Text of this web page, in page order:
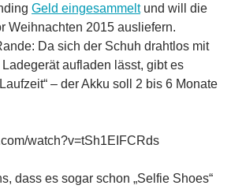
Geld eingesammeltund will die
Weihnachten 2015 ausliefern.
Da sich der Schuh drahtlos mit
aufladen lässt, gibt es
– der Akku soll 2 bis 6 Monate
watch?v=tSh1EIFCRds
dass es sogar schon „Selfie Shoes“